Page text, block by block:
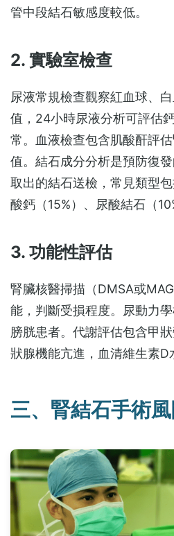
管中段結石敏感度較低。
2. 實驗室檢查
尿液常規檢查觀察紅血球、
值，24小時尿液分析可評估
常。血液檢查包含肌酸酐評
值。結石成分分析是預防復
取出的結石送檢，常見類型
酸鈣（15%）、尿酸結石（
3. 功能性評估
腎臟核醫掃描（DMSA或
能，判斷受損程度。尿動力
膀胱患者。代謝評估包含甲
狀腺機能亢進，血清維生素D
三、腎結石手術